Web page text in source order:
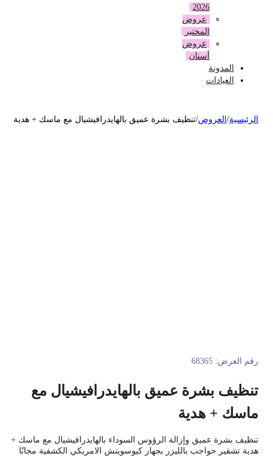
عروض
المختبر
عروض
أسنان
المدونة
العيادات
/العروض تنظيف بشرة عميق بالهايدرافيشيال مع ماسك + هدية
العرض: 68365
بشرة عميق بالهايدرافيشيال مع
+ هدية
بشرة عميق وإزالة الرؤوس السوداء بالهايدرافيشيال مع ماسك +
تشقير حواجب بالليزر بجهاز كيوسويتش الامريكي الكشفية مجانًا